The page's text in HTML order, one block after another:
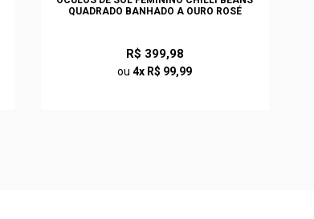
QUADRADO BANHADO A OURO ROSÉ
R$ 399,98
ou4x R$ 99,99